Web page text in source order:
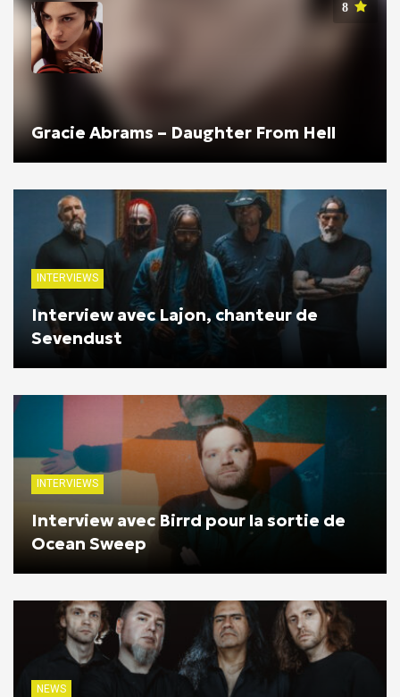
8
Gracie Abrams – Daughter From Hell
INTERVIEWS
Interview avec Lajon, chanteur de
Sevendust
INTERVIEWS
Interview avec Birrd pour la sortie de
Ocean Sweep
NEWS